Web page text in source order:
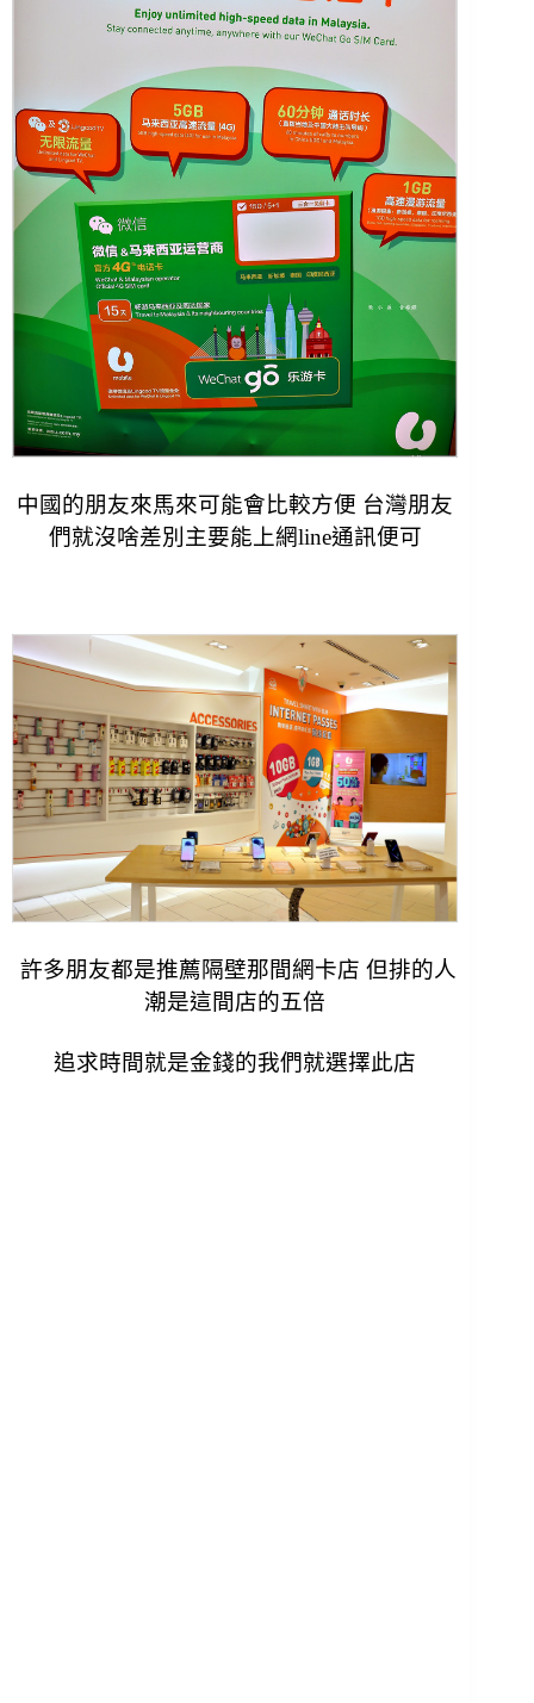
中國的朋友來馬來可能會比較方便 台灣朋友
們就沒啥差別主要能上網line通訊便可
許多朋友都是推薦隔壁那間網卡店 但排的人
潮是這間店的五倍
追求時間就是金錢的我們就選擇此店